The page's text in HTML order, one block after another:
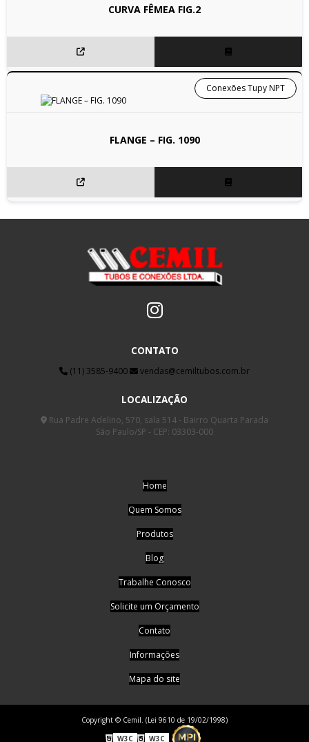
CURVA FÊMEA FIG.2
FLANGE – FIG. 1090
Conexões Tupy NPT
CONTATO
(11) 3585-9400 vendas@cemiltubos.com.br
LOCALIZAÇÃO
Rua Padre Adelino, 570, sala 514 - Bairro Quarta Parada
São Paulo/SP - CEP: 03303-000
Home
Quem Somos
Produtos
Blog
Trabalhe Conosco
Solicite um Orçamento
Contato
Informações
Mapa do site
Copyright © Cemil. (Lei 9610 de 19/02/1998)
W3C
W3C